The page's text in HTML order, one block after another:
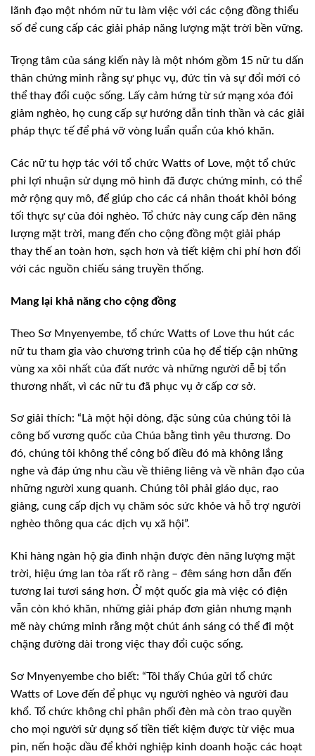
lãnh đạo một nhóm nữ tu làm việc với các cộng đồng thiểu
số để cung cấp các giải pháp năng lượng mặt trời bền vững.
Trọng tâm của sáng kiến ​​này là một nhóm gồm 15 nữ tu dấn
thân chứng minh rằng sự phục vụ, đức tin và sự đổi mới có
thể thay đổi cuộc sống. Lấy cảm hứng từ sứ mạng xóa đói
giảm nghèo, họ cung cấp sự hướng dẫn tinh thần và các giải
pháp thực tế để phá vỡ vòng luẩn quẩn của khó khăn.
Các nữ tu hợp tác với tổ chức Watts of Love, một tổ chức
phi lợi nhuận sử dụng mô hình đã được chứng minh, có thể
mở rộng quy mô, để giúp cho các cá nhân thoát khỏi bóng
tối thực sự của đói nghèo. Tổ chức này cung cấp đèn năng
lượng mặt trời, mang đến cho cộng đồng một giải pháp
thay thế an toàn hơn, sạch hơn và tiết kiệm chi phí hơn đối
với các nguồn chiếu sáng truyền thống.
Mang lại khả năng cho cộng đồng
Theo Sơ Mnyenyembe, tổ chức Watts of Love thu hút các
nữ tu tham gia vào chương trình của họ để tiếp cận những
vùng xa xôi nhất của đất nước và những người dễ bị tổn
thương nhất, vì các nữ tu đã phục vụ ở cấp cơ sở.
Sơ giải thích: “Là một hội dòng, đặc sủng của chúng tôi là
công bố vương quốc của Chúa bằng tình yêu thương. Do
đó, chúng tôi không thể công bố điều đó mà không lắng
nghe và đáp ứng nhu cầu về thiêng liêng và về nhân đạo của
những người xung quanh. Chúng tôi phải giáo dục, rao
giảng, cung cấp dịch vụ chăm sóc sức khỏe và hỗ trợ người
nghèo thông qua các dịch vụ xã hội”.
Khi hàng ngàn hộ gia đình nhận được đèn năng lượng mặt
trời, hiệu ứng lan tỏa rất rõ ràng – đêm sáng hơn dẫn đến
tương lai tươi sáng hơn. Ở một quốc gia mà việc có điện
vẫn còn khó khăn, những giải pháp đơn giản nhưng mạnh
mẽ này chứng minh rằng một chút ánh sáng có thể đi một
chặng đường dài trong việc thay đổi cuộc sống.
Sơ Mnyenyembe cho biết: “Tôi thấy Chúa gửi tổ chức
Watts of Love đến để phục vụ người nghèo và người đau
khổ. Tổ chức không chỉ phân phối đèn mà còn trao quyền
cho mọi người sử dụng số tiền tiết kiệm được từ việc mua
pin, nến hoặc dầu để khởi nghiệp kinh doanh hoặc các hoạt